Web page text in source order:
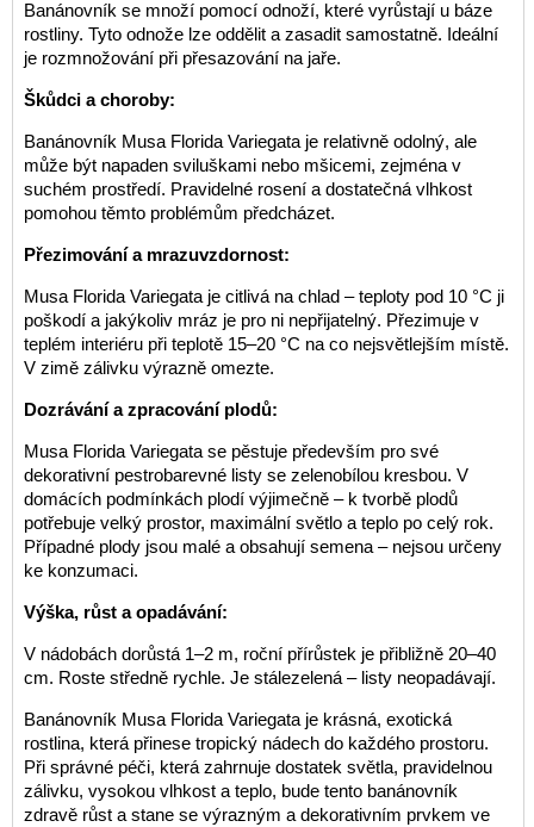
Banánovník se množí pomocí odnoží, které vyrůstají u báze
rostliny. Tyto odnože lze oddělit a zasadit samostatně. Ideální
je rozmnožování při přesazování na jaře.
Škůdci a choroby:
Banánovník Musa Florida Variegata je relativně odolný, ale
může být napaden sviluškami nebo mšicemi, zejména v
suchém prostředí. Pravidelné rosení a dostatečná vlhkost
pomohou těmto problémům předcházet.
Přezimování a mrazuvzdornost:
Musa Florida Variegata je citlivá na chlad – teploty pod 10 °C ji
poškodí a jakýkoliv mráz je pro ni nepřijatelný. Přezimuje v
teplém interiéru při teplotě 15–20 °C na co nejsvětlejším místě.
V zimě zálivku výrazně omezte.
Dozrávání a zpracování plodů:
Musa Florida Variegata se pěstuje především pro své
dekorativní pestrobarevné listy se zelenobílou kresbou. V
domácích podmínkách plodí výjimečně – k tvorbě plodů
potřebuje velký prostor, maximální světlo a teplo po celý rok.
Případné plody jsou malé a obsahují semena – nejsou určeny
ke konzumaci.
Výška, růst a opadávání:
V nádobách dorůstá 1–2 m, roční přírůstek je přibližně 20–40
cm. Roste středně rychle. Je stálezelená – listy neopadávají.
Banánovník Musa Florida Variegata je krásná, exotická
rostlina, která přinese tropický nádech do každého prostoru.
Při správné péči, která zahrnuje dostatek světla, pravidelnou
zálivku, vysokou vlhkost a teplo, bude tento banánovník
zdravě růst a stane se výrazným a dekorativním prvkem ve